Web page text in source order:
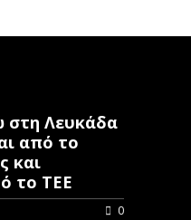
στη Λευκάδα
από το
και
το ΤΕΕ
0